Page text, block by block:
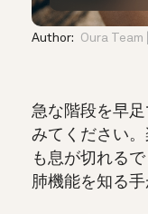
Author: Oura Team
急な階段を早
みてください
も息が切れる
肺機能を知る